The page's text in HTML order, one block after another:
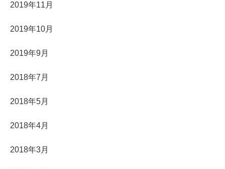
2019年11月
2019年10月
2019年9月
2018年7月
2018年5月
2018年4月
2018年3月